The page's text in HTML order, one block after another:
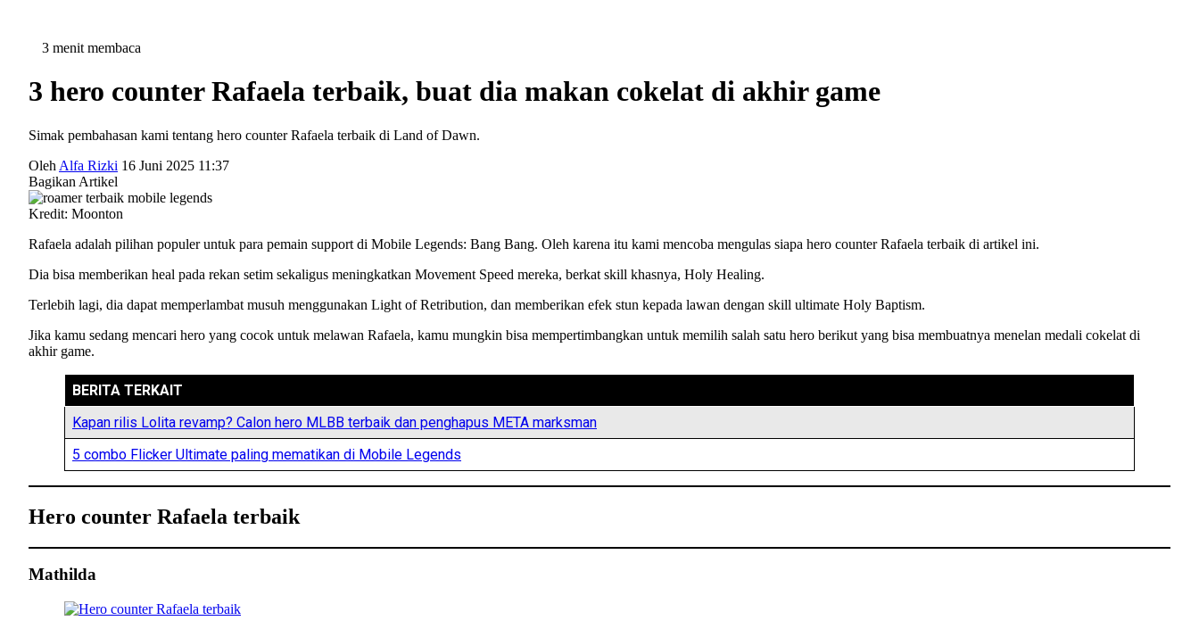
3 menit membaca
3 hero counter Rafaela terbaik, buat dia makan cokelat di akhir game
Simak pembahasan kami tentang hero counter Rafaela terbaik di Land of Dawn.
Oleh Alfa Rizki 16 Juni 2025 11:37
Bagikan Artikel
Kredit: Moonton
Rafaela adalah pilihan populer untuk para pemain support di Mobile Legends: Bang Bang. Oleh karena itu kami mencoba mengulas siapa hero counter Rafaela terbaik di artikel ini.
Dia bisa memberikan heal pada rekan setim sekaligus meningkatkan Movement Speed mereka, berkat skill khasnya, Holy Healing.
Terlebih lagi, dia dapat memperlambat musuh menggunakan Light of Retribution, dan memberikan efek stun kepada lawan dengan skill ultimate Holy Baptism.
Jika kamu sedang mencari hero yang cocok untuk melawan Rafaela, kamu mungkin bisa mempertimbangkan untuk memilih salah satu hero berikut yang bisa membuatnya menelan medali cokelat di
akhir game.
BERITA TERKAIT
Kapan rilis Lolita revamp? Calon hero MLBB terbaik dan penghapus META marksman
5 combo Flicker Ultimate paling mematikan di Mobile Legends
Hero counter Rafaela terbaik
Mathilda